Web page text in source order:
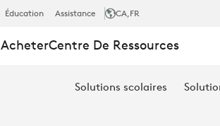
Éducation Assistance CA,FR
AcheterCentre De Ressources
Solutions scolaires